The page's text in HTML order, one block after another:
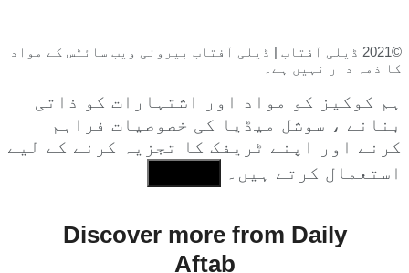
©2021 ڈیلی آفتاب | ڈیلی آفتاب بیرونی ویب سائٹس کے مواد
کا ذمہ دار نہیں ہے۔
ہم کوکیز کو مواد اور اشتہارات کو ذاتی
بنانے ، سوشل میڈیا کی خصوصیات فراہم
کرنے اور اپنے ٹریفک کا تجزیہ کرنے کے لیے
استعمال کرتے ہیں۔
Discover more from Daily
Aftab